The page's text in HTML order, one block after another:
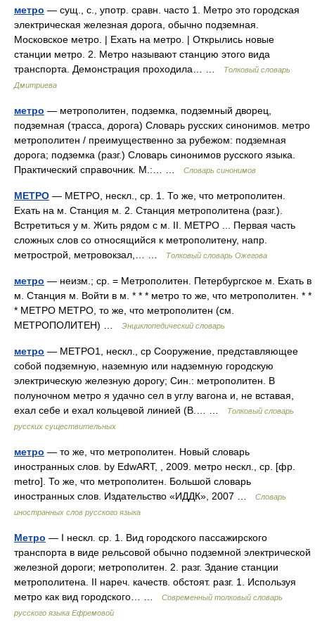
метро — сущ., с., употр. сравн. часто 1. Метро это городская
электрическая железная дорога, обычно подземная.
Московское метро. | Ехать на метро. | Открылись новые
станции метро. 2. Метро называют станцию этого вида
транспорта. Демонстрация проходила… …
Толковый словарь
Дмитриева
метро — метрополитен, подземка, подземный дворец,
подземная (трасса, дорога) Словарь русских синонимов. метро
метрополитен / преимущественно за рубежом: подземная
дорога; подземка (разг.) Словарь синонимов русского языка.
Практический справочник. М.:… …
Словарь синонимов
МЕТРО — МЕТРО, нескл., ср. 1. То же, что метрополитен.
Ехать на м. Станция м. 2. Станция метрополитена (разг.).
Встретиться у м. Жить рядом с м. II. МЕТРО ... Первая часть
сложных слов со относящийся к метрополитену, напр.
метрострой, метровокзал,… …
Толковый словарь Ожегова
метро — неизм.; ср. = Метрополитен. Петербургское м. Ехать в
м. Станция м. Войти в м. * * * метро то же, что метрополитен. * *
* МЕТРО МЕТРО, то же, что метрополитен (см.
МЕТРОПОЛИТЕН) …
Энциклопедический словарь
метро — МЕТРО1, нескл., ср Сооружение, представляющее
собой подземную, наземную или надземную городскую
электрическую железную дорогу; Син.: метрополитен. В
полуночном метро я удачно сел в углу вагона и, не вставая,
ехал себе и ехал кольцевой линией (В.… …
Толковый словарь
русских существительных
метро — то же, что метрополитен. Новый словарь
иностранных слов. by EdwART, , 2009. метро нескл., ср. [фр.
metro]. То же, что метрополитен. Большой словарь
иностранных слов. Издательство «ИДДК», 2007 …
Словарь
иностранных слов русского языка
Метро — I нескл. ср. 1. Вид городского пассажирского
транспорта в виде рельсовой обычно подземной электрической
железной дороги; метрополитен. 2. разг. Здание станции
метрополитена. II нареч. качеств. обстоят. разг. 1. Используя
метро как вид городского… …
Современный толковый словарь
русского языка Ефремовой